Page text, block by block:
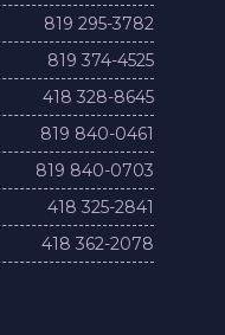
819 295-3782
819 374-4525
418 328-8645
819 840-0461
819 840-0703
418 325-2841
418 362-2078